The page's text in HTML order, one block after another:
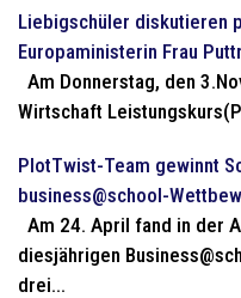
Liebigschüler diskutieren
Europaministerin Frau
Am Donnerstag, den
Wirtschaft
PlotTwist-Team gewinnt
business@school-
Am 24. April fand in der
diesjährigen
drei...